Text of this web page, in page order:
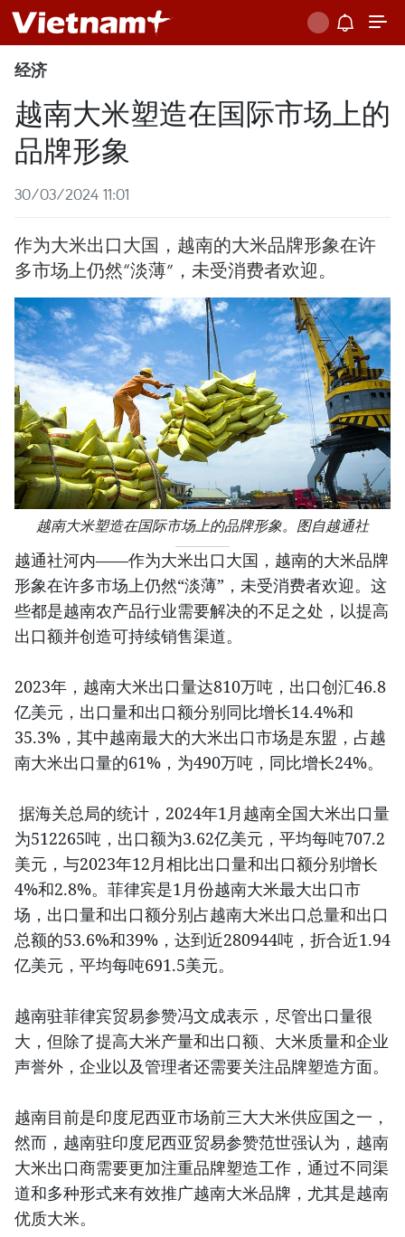
经济
越南大米塑造在国际市场上的
品牌形象
30/03/2024 11:01
作为大米出口大国，越南的大米品牌形象在许
多市场上仍然“淡薄”，未受消费者欢迎。
越南大米塑造在国际市场上的品牌形象。图自越通社
越通社河内——作为大米出口大国，越南的大米品牌
形象在许多市场上仍然“淡薄”，未受消费者欢迎。这
些都是越南农产品行业需要解决的不足之处，以提高
出口额并创造可持续销售渠道。
2023年，越南大米出口量达810万吨，出口创汇46.8
亿美元，出口量和出口额分别同比增长14.4%和
35.3%，其中越南最大的大米出口市场是东盟，占越
南大米出口量的61%，为490万吨，同比增长24%。
据海关总局的统计，2024年1月越南全国大米出口量
为512265吨，出口额为3.62亿美元，平均每吨707.2
美元，与2023年12月相比出口量和出口额分别增长
4%和2.8%。菲律宾是1月份越南大米最大出口市
场，出口量和出口额分别占越南大米出口总量和出口
总额的53.6%和39%，达到近280944吨，折合近1.94
亿美元，平均每吨691.5美元。
越南驻菲律宾贸易参赞冯文成表示，尽管出口量很
大，但除了提高大米产量和出口额、大米质量和企业
声誉外，企业以及管理者还需要关注品牌塑造方面。
越南目前是印度尼西亚市场前三大大米供应国之一，
然而，越南驻印度尼西亚贸易参赞范世强认为，越南
大米出口商需要更加注重品牌塑造工作，通过不同渠
道和多种形式来有效推广越南大米品牌，尤其是越南
优质大米。